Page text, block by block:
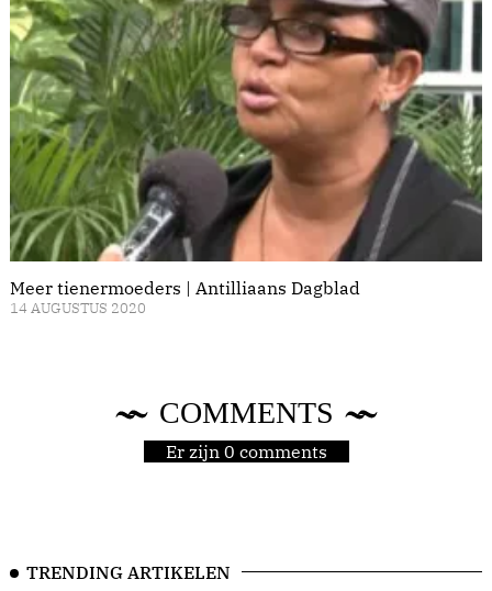
Meer tienermoeders | Antilliaans Dagblad
14 AUGUSTUS 2020
COMMENTS
Er zijn 0 comments
TRENDING ARTIKELEN